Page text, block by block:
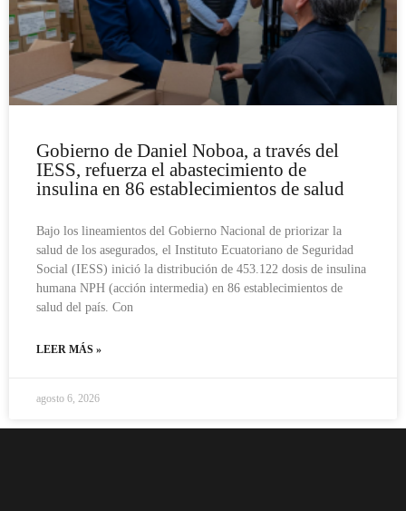
Gobierno de Daniel Noboa, a través del
IESS, refuerza el abastecimiento de
insulina en 86 establecimientos de salud
Bajo los lineamientos del Gobierno Nacional de priorizar la
salud de los asegurados, el Instituto Ecuatoriano de Seguridad
Social (IESS) inició la distribución de 453.122 dosis de insulina
humana NPH (acción intermedia) en 86 establecimientos de
salud del país. Con
LEER MÁS »
agosto 6, 2026